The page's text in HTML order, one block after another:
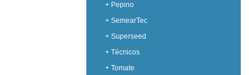
+ Pepino
+ SemearTec
+ Superseed
+ Técnicos
+ Tomate